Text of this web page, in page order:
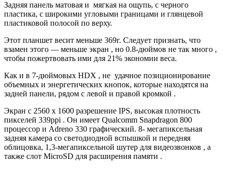
Задняя панель матовая и мягкая на ощупь, с черного
пластика, с широкими угловыми границами и глянцевой
пластиковой полосой по верху.
Этот планшет весит меньше 369г. Следует признать, что
взамен этого — меньше экран , но 0.8-дюймов не так много ,
чтобы пожертвовать ими для 21% экономии веса.
Как и в 7-дюймовых HDX , не удачное позиционирование
объемных и энергетических кнопок, которые находятся на
задней панели, рядом с левой и правой кромкой .
Экран с 2560 х 1600 разрешение IPS, высокая плотность
пикселей 339ppi . Он имеет Qualcomm Snapdragon 800
процессор и Adreno 330 графический. 8- мегапиксельная
задняя камера со светодиодной вспышкой и передняя
облицовка, 1,3-мегапиксельной шутер для видеозвонков , а
также слот MicroSD для расширения памяти .